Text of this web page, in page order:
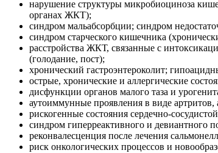
нарушение структуры микробиоциноза
органах ЖКТ);
синдром мальабсорбции; синдром
синдром старческого кишечника
расстройства ЖКТ, связанные с
(голодание, пост);
хронический гастроэнтероколит;
острые, хронические и аллергические
дисфункции органов малого таза и
аутоиммунные проявления в виде артритов,
рискогенные состояния сердечно-
синдром гиперреактивного и девиантного
реконвалесценция после лечения
риск онкологических процессов и